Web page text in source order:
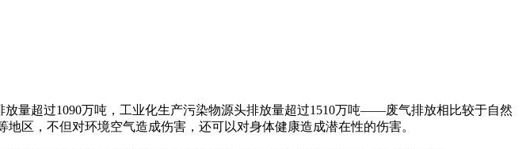
量超过1090万吨，工业化生产污染物源头排放量超过1510万吨——废气排放相比较于自然
区，不但对环境空气造成伤害，还可以对身体健康造成潜在性的伤害。